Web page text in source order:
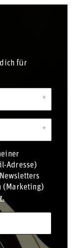
für
Adresse)
(Marketing)